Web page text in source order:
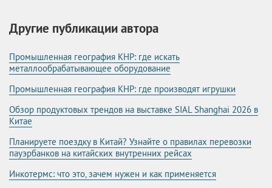
Другие публикации автора
Промышленная география КНР: где искать
металлообрабатывающее оборудование
Промышленная география КНР: где производят игрушки
Обзор продуктовых трендов на выставке SIAL Shanghai 2026 в
Китае
Планируете поездку в Китай? Узнайте о правилах перевозки
пауэрбанков на китайских внутренних рейсах
Инкотермс: что это, зачем нужен и как применяется